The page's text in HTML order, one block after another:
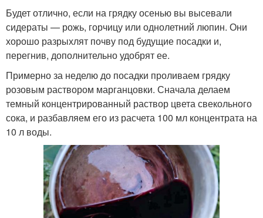
Будет отлично, если на грядку осенью вы высевали
сидераты — рожь, горчицу или однолетний люпин. Они
хорошо разрыхлят почву под будущие посадки и,
перегнив, дополнительно удобрят ее.
Примерно за неделю до посадки проливаем грядку
розовым раствором марганцовки. Сначала делаем
темный концентрированный раствор цвета свекольного
сока, и разбавляем его из расчета 100 мл концентрата на
10 л воды.